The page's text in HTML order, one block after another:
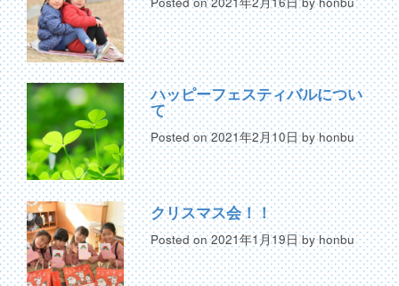
ハッピーフェスティバルについ
て
Posted on2021年2月10日byhonbu
クリスマス会！！
Posted on2021年1月19日byhonbu